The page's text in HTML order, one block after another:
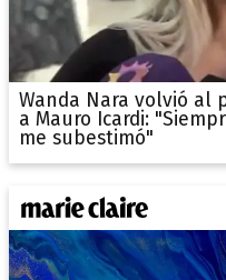
Wanda Nara volvió al
a Mauro Icardi:
me subestimó"